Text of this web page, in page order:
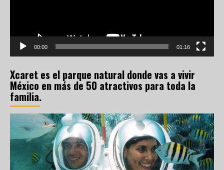
00:00 01:16
Xcaret es el parque natural donde vas a vivir
México en más de 50 atractivos para toda la
familia.